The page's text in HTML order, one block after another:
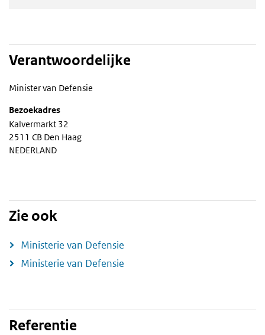
Verantwoordelijke
Minister van Defensie
Bezoekadres
Kalvermarkt 32
2511 CB Den Haag
NEDERLAND
Zie ook
Ministerie van Defensie
Ministerie van Defensie
Referentie